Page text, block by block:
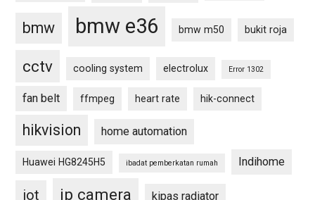
bmw bmw e36 bmw m50 bukit roja
cctv cooling system electrolux Error 1302
fan belt ffmpeg heart rate hik-connect
hikvision home automation
Huawei HG8245H5 ibadat pemberkatan rumah Indihome
iot ip camera kipas radiator